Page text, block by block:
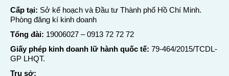
Cấp tại: Sở kế hoạch và Đầu tư Thành phố Hồ Chí Minh.
Phòng đăng kí kinh doanh
Tổng đài: 19006027 –0913 72 72 72
Giấy phép kinh doanh lữ hành quốc tế: 79-464/2015/TCDL-
GP LHQT.
Trụ sở: